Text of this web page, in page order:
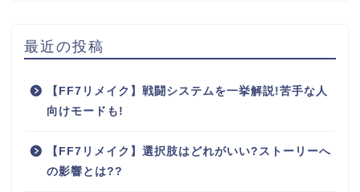
最近の投稿
【FF7リメイク】戦闘システムを一挙解説!苦手な人
向けモードも!
【FF7リメイク】選択肢はどれがいい?ストーリーへ
の影響とは??